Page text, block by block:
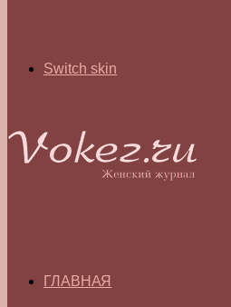
Switch skin
ГЛАВНАЯ